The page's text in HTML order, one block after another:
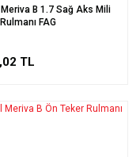
B 1.7 Sağ Aks Mili
FAG
TL